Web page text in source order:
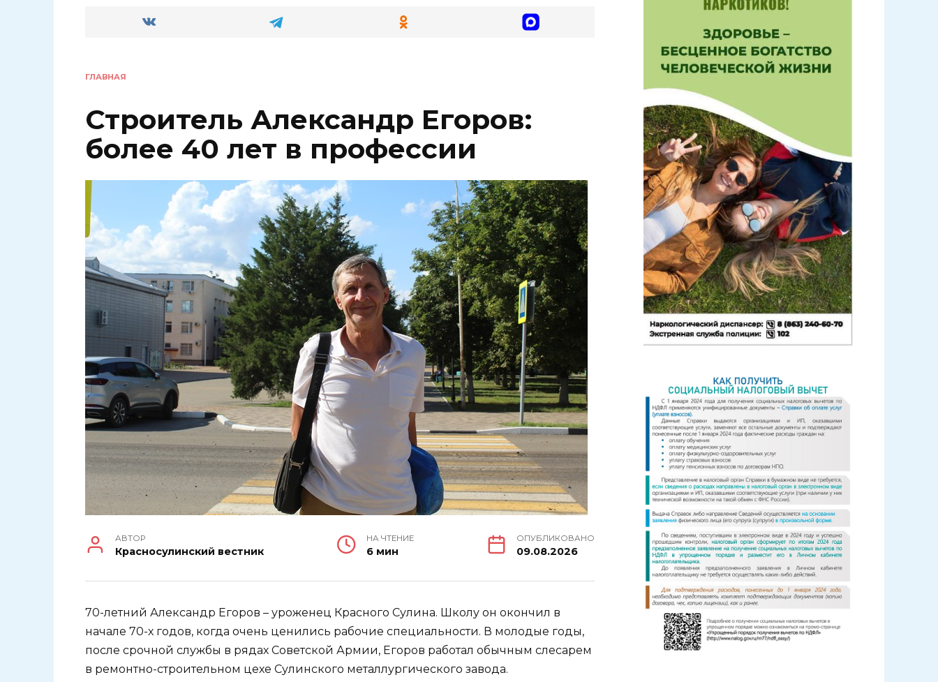
ГЛАВНАЯ
Строитель Александр Егоров:
более 40 лет в профессии
АВТОР
Красносулинский вестник
НА ЧТЕНИЕ
6 мин
ОПУБЛИКОВАНО
09.08.2026
70-летний Александр Егоров – уроженец Красного Сулина. Школу он окончил в
начале 70-х годов, когда очень ценились рабочие специальности. В молодые годы,
после срочной службы в рядах Советской Армии, Егоров работал обычным слесарем
в ремонтно-строительном цехе Сулинского металлургического завода.